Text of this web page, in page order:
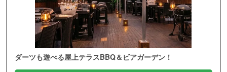
ダーツも遊べる屋上テラスBBQ＆ビアガーデン！